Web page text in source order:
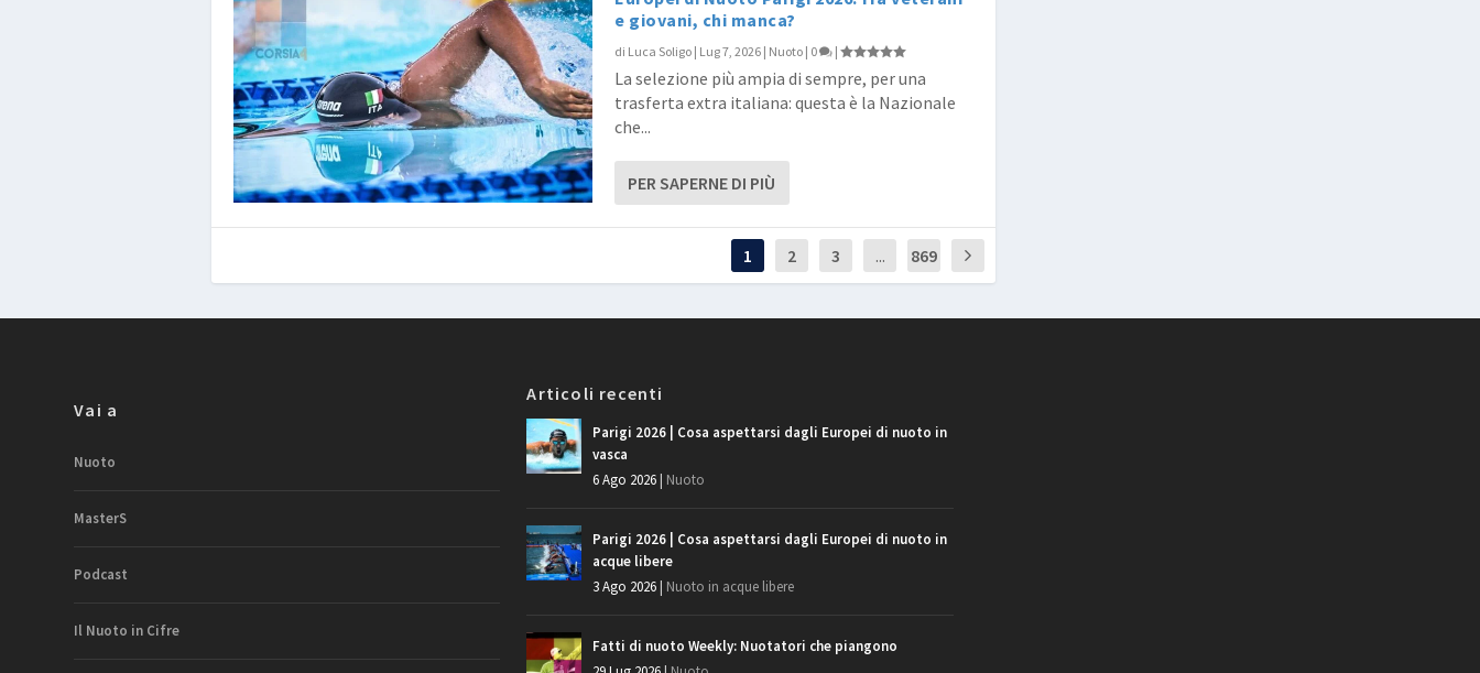
e giovani, chi manca?
di Luca Soligo | Lug 7, 2026 | Nuoto | 0 |
La selezione più ampia di sempre, per una
trasferta extra italiana: questa è la Nazionale
che...
PER SAPERNE DI PIÙ
1 2 3 ... 869
Vai a
Nuoto
MasterS
Podcast
Il Nuoto in Cifre
Articoli recenti
Parigi 2026 | Cosa aspettarsi dagli Europei di nuoto in
vasca
6 Ago 2026| Nuoto
Parigi 2026 | Cosa aspettarsi dagli Europei di nuoto in
acque libere
3 Ago 2026| Nuoto in acque libere
Fatti di nuoto Weekly: Nuotatori che piangono